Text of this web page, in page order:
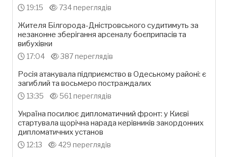
19:15 734 переглядів
Жителя Білгорода-Дністровського судитимуть за
незаконне зберігання арсеналу боєприпасів та
вибухівки
17:04 387 переглядів
Росія атакувала підприємство в Одеському районі: є
загиблий та восьмеро постраждалих
13:35 561 переглядів
Україна посилює дипломатичний фронт: у Києві
стартувала щорічна нарада керівників закордонних
дипломатичних установ
12:13 429 переглядів